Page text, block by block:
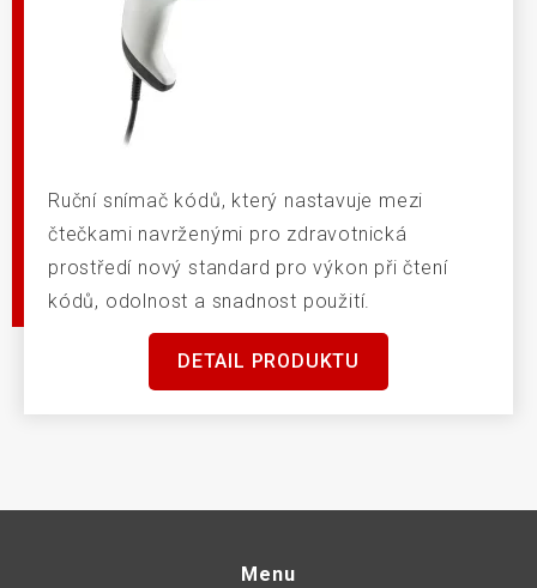
Ruční snímač kódů, který nastavuje mezi
čtečkami navrženými pro zdravotnická
prostředí nový standard pro výkon při čtení
kódů, odolnost a snadnost použití.
DETAIL PRODUKTU
Menu